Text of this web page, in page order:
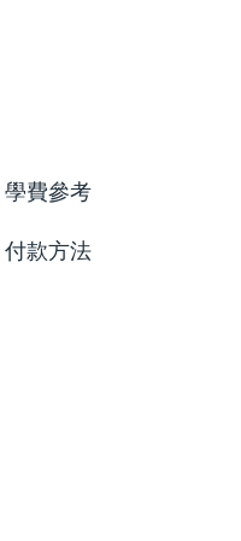
學費參考
付款方法